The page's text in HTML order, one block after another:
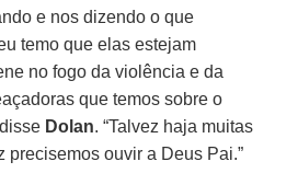
e nos dizendo o que
temo que elas estejam
no fogo da violência e da
que temos sobre o
Dolan. “Talvez haja muitas
precisemos ouvir a Deus Pai.”